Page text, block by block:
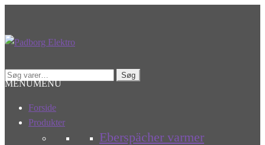
Spring
Spring
Søg
efter:
Søg
MENUMENU
Forside
Produkter
Eberspächer varmer